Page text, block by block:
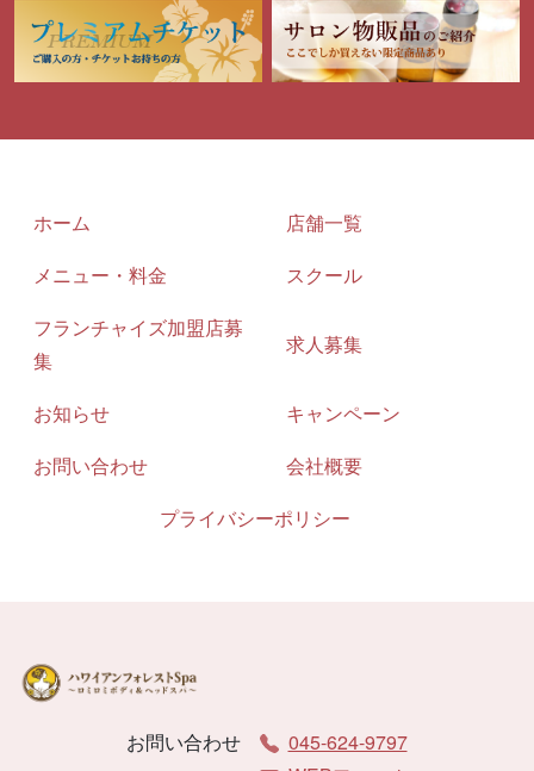
ホーム
店舗一覧
メニュー・料金
スクール
フランチャイズ加盟店募
集
求人募集
お知らせ
キャンペーン
お問い合わせ
会社概要
プライバシーポリシー
お問い合わせ
045-624-9797